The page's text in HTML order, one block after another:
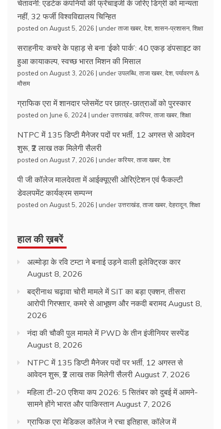
चेतावनी: एडटेक कंपनियों की फ्रेंचाइजी के जरिए डिग्री को मान्यता
नहीं, 32 फर्जी विश्वविद्यालय चिन्हित
posted on August 5, 2026 | underताजा खबर देश, शासन-प्रशासन, शिक्षा
सराहनीय: कचरे के पहाड़ से बना ‘ईको पार्क’: 40 एकड़ डंपसाइट का
हुआ कायाकल्प, स्वच्छ भारत मिशन की मिसाल
posted on August 3, 2026 | underउपलब्धि ताजा खबर देश, पर्यावरण &
मौसम
ग्राफिक एरा में शानदार प्लेसमेंट पर छात्र-छात्राओं को पुरस्कार
posted on June 6, 2024 | underउत्तराखंड करियर ताजा खबर शिक्षा
NTPC में 135 डिप्टी मैनेजर पदों पर भर्ती, 12 अगस्त से आवेदन
शुरू, ₹2 लाख तक मिलेगी सैलरी
posted on August 7, 2026 | underकरियर ताजा खबर देश
पी जी कॉलेज मालदेवता में आईक्यूएसी ओरिएंटेशन एवं फैकल्टी
डेवलपमेंट कार्यक्रम सम्पन्न
posted on August 5, 2026 | underउत्तराखंड ताजा खबर देहरादून, शिक्षा
हाल की ख़बरें
अल्मोड़ा के रवि टम्टा ने बनाई उड़ने वाली इलेक्ट्रिक कार
August 8, 2026
बद्रीनाथ चढ़ावा चोरी मामले में SIT का बड़ा एक्शन, तीसरा
आरोपी गिरफ्तार, कमरे से आभूषण और नकदी बरामद August 8,
2026
नंदा की चौकी पुल मामले में PWD के तीन इंजीनियर सस्पेंड
August 8, 2026
NTPC में 135 डिप्टी मैनेजर पदों पर भर्ती, 12 अगस्त से
आवेदन शुरू, ₹2 लाख तक मिलेगी सैलरी August 7, 2026
महिला टी-20 एशिया कप 2026: 5 सितंबर को दुबई में आमने-
सामने होंगे भारत और पाकिस्तान August 7, 2026
ग्राफिक एरा मेडिकल कॉलेज ने रचा इतिहास, कॉलेज में